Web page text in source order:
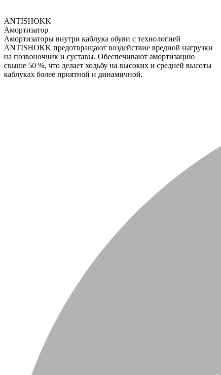
ANTISHOKK
Амортизатор
Амортизаторы внутри каблука обуви с технологией
ANTISHOKK предотвращают воздействие вредной нагрузки
на позвоночник и суставы. Обеспечивают амортизацию
свыше 50 %, что делает ходьбу на высоких и средней высоты
каблуках более приятной и динамичной.